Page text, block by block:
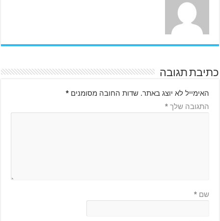
כתיבת תגובה
האימייל לא יוצג באתר. שדות החובה מסומנים*
התגובה שלך*
שם*